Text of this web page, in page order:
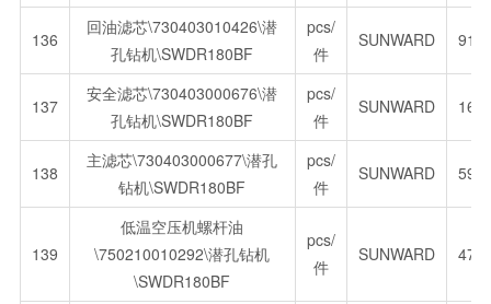
136
回油滤芯\730403010426\潜
孔钻机\SWDR180BF
pcs/
件
SUNWARD
137
安全滤芯\730403000676\潜
孔钻机\SWDR180BF
pcs/
件
SUNWARD
138
主滤芯\730403000677\潜孔
钻机\SWDR180BF
pcs/
件
SUNWARD
139
低温空压机螺杆油
\750210010292\潜孔钻机
\SWDR180BF
pcs/
件
SUNWARD